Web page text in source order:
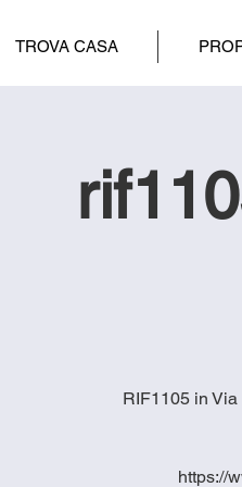
TROVA CASA
RIF1105 in
https://